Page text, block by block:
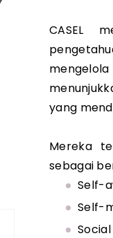
CASEL
yang
Mereka
sebagai
Self-
Self-